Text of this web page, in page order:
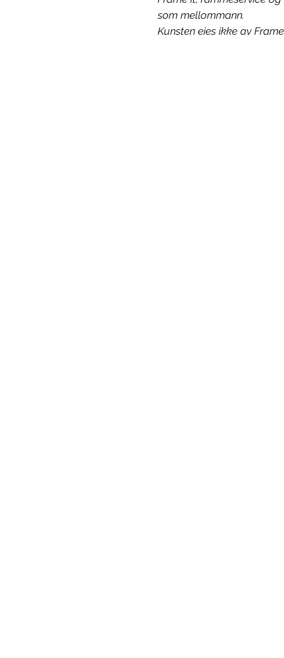
som mellommann.
Kunsten eies ikke av